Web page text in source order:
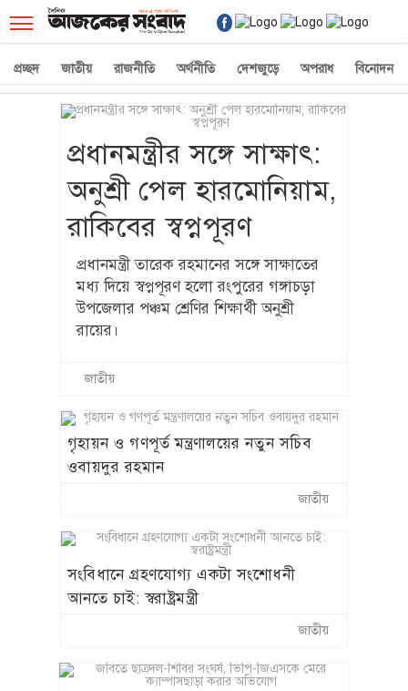
☰
প্রচ্ছদ জাতীয় রাজনীতি অর্থনীতি দেশজুড়ে অপরাধ বিনোদন
প্রধানমন্ত্রীর সঙ্গে সাক্ষাৎ:
অনুশ্রী পেল হারমোনিয়াম,
রাকিবের স্বপ্নপূরণ
প্রধানমন্ত্রী তারেক রহমানের সঙ্গে সাক্ষাতের
মধ্য দিয়ে স্বপ্নপূরণ হলো রংপুরের গঙ্গাচড়া
উপজেলার পঞ্চম শ্রেণির শিক্ষার্থী অনুশ্রী
রায়ের।
জাতীয়
গৃহায়ন ও গণপূর্ত মন্ত্রণালয়ের নতুন সচিব
ওবায়দুর রহমান
জাতীয়
সংবিধানে গ্রহণযোগ্য একটা সংশোধনী
আনতে চাই: স্বরাষ্ট্রমন্ত্রী
জাতীয়